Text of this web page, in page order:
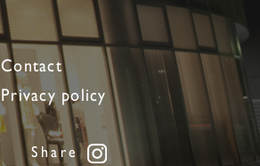
Contact
Privacy policy
Share